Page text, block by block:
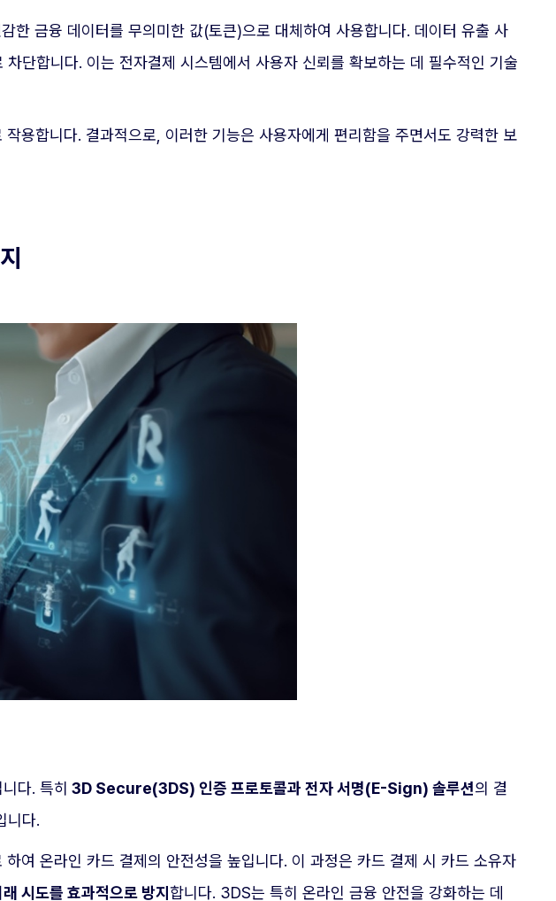
한 금융 데이터를 무의미한 값(토큰)으로 대체하여 사용합니다. 데이터 유출 사
단합니다. 이는 전자결제 시스템에서 사용자 신뢰를 확보하는 데 필수적인 기술
용합니다. 결과적으로, 이러한 기능은 사용자에게 편리함을 주면서도 강력한 보
다. 특히 3D Secure(3DS) 인증 프로토콜과 전자 서명(E-Sign) 솔루션의 결
니다.
온라인 카드 결제의 안전성을 높입니다. 이 과정은 카드 결제 시 카드 소유자
시도를 효과적으로 방지 합니다. 3DS는 특히 온라인 금융 안전을 강화하는 데